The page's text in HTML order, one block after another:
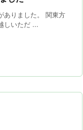
ありました。 関東方
しいただ ...